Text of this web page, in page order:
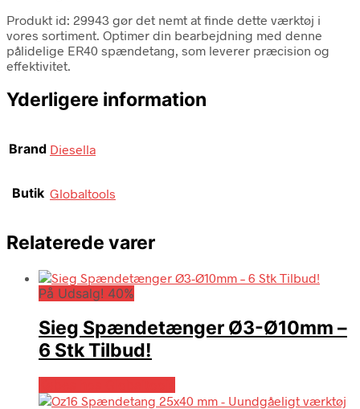
Produkt id: 29943 gør det nemt at finde dette værktøj i
vores sortiment. Optimer din bearbejdning med denne
pålidelige ER40 spændetang, som leverer præcision og
effektivitet.
Yderligere information
Brand Diesella
Butik Globaltools
Relaterede varer
På Udsalg! 40%
Sieg Spændetænger Ø3-Ø10mm –
6 Stk Tilbud!